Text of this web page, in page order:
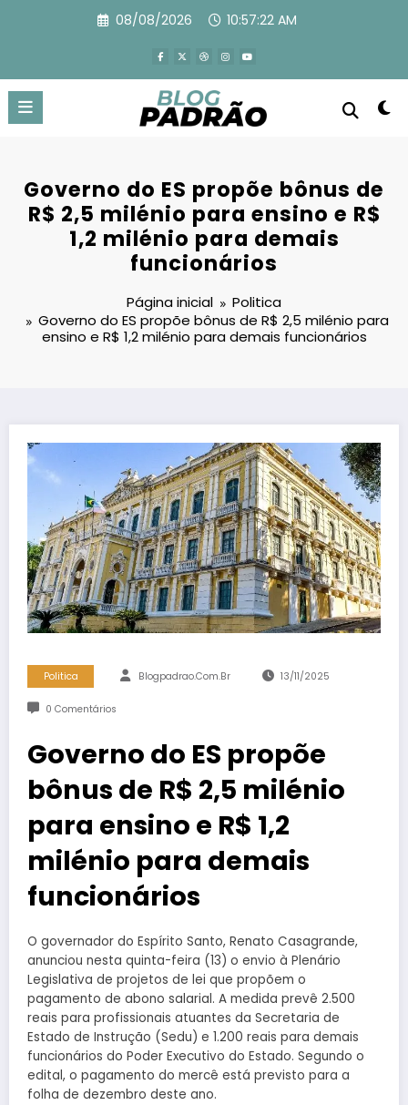
08/08/2026 10:57:23 AM
Governo do ES propõe bônus de
R$ 2,5 milénio para ensino e R$
1,2 milénio para demais
funcionários
Página inicial
Politica
Governo do ES propõe bônus de R$ 2,5 milénio para
ensino e R$ 1,2 milénio para demais funcionários
Politica Blogpadrao.com.br 13/11/2025
0 Comentários
Governo do ES propõe
bônus de R$ 2,5 milénio
para ensino e R$ 1,2
milénio para demais
funcionários
O governador do Espírito Santo, Renato Casagrande,
anunciou nesta quinta-feira (13) o envio à Plenário
Legislativa de projetos de lei que propõem o
pagamento de abono salarial. A medida prevê 2.500
reais para profissionais atuantes da Secretaria de
Estado de Instrução (Sedu) e 1.200 reais para demais
funcionários do Poder Executivo do Estado. Segundo o
edital, o pagamento do mercê está previsto para a
folha de dezembro deste ano.